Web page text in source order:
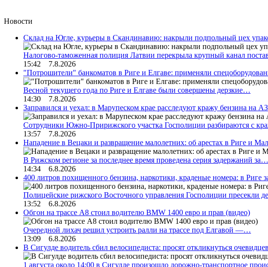
Новости
Склад на Югле, курьеры в Скандинавию: накрыли подпольный цех
Налогово-таможенная полиция Латвии перекрыла крупный канал
15:42 7.8.2026
"Потрошители" банкоматов в Риге и Елгаве: применяли
Весной текущего года по Риге и Елгаве были совершены дерзкие…
14:30 7.8.2026
Заправился и уехал: в Марупеском крае расследуют кражу бензина на
Сотрудники Южно-Пририжского участка Госполиции разбираются с
13:57 7.8.2026
Нападение в Вецаки и развращение малолетних: об арестах в Риге и
В Рижском регионе за последнее время проведена серия задержаний за…
14:34 6.8.2026
400 литров похищенного бензина, наркотики, краденые номера: в Риге
Полицейские рижского Восточного управления Госполиции пресекли
13:52 6.8.2026
Обгон на трассе А8 стоил водителю BMW 1400 евро и прав (видео)
Очередной лихач решил устроить ралли на трассе под Елгавой —…
13:09 6.8.2026
В Сигулде водитель сбил велосипедиста: просят откликнуться очевидцев
1 августа около 14:00 в Сигулде произошло дорожно-транспортное